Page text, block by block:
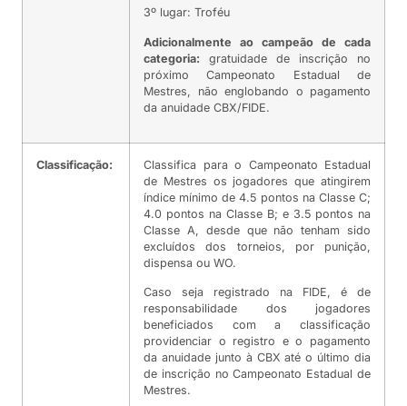
3º lugar: Troféu
Adicionalmente ao campeão de cada
categoria: gratuidade de inscrição no
próximo Campeonato Estadual de
Mestres, não englobando o pagamento
da anuidade CBX/FIDE.
Classificação:
Classifica para o Campeonato Estadual
de Mestres os jogadores que atingirem
índice mínimo de 4.5 pontos na Classe C;
4.0 pontos na Classe B; e 3.5 pontos na
Classe A, desde que não tenham sido
excluídos dos torneios, por punição,
dispensa ou WO.
Caso seja registrado na FIDE, é de
responsabilidade dos jogadores
beneficiados com a classificação
providenciar o registro e o pagamento
da anuidade junto à CBX até o último dia
de inscrição no Campeonato Estadual de
Mestres.